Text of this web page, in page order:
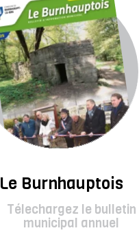
Le Burnhauptois
Télechargez le bulletin
municipal annuel